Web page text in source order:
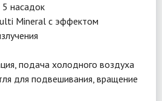
насадок
Mineral с эффектом
подача холодного воздуха
для подвешивания, вращение